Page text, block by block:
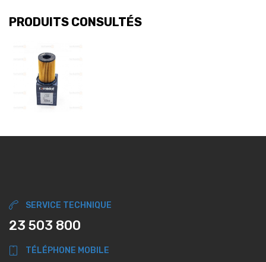
PRODUITS CONSULTÉS
SERVICE TECHNIQUE
23 503 800
TÉLÉPHONE MOBILE